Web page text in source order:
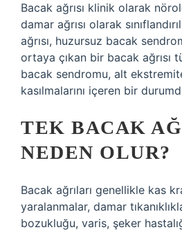
Bacak ağrısı klinik olarak
damar ağrısı olarak
ağrısı, huzursuz bacak
ortaya çıkan bir bacak ağrısı
bacak sendromu, alt
kasılmalarını içeren bir
TEK BACAK
NEDEN OLUR?
Bacak ağrıları genellikle kas
yaralanmalar, damar
bozukluğu, varis, şeker